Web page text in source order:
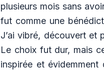
plusieurs mois sans
fut comme une
J’ai vibré, découvert et
Le choix fut dur, mais
inspirée et